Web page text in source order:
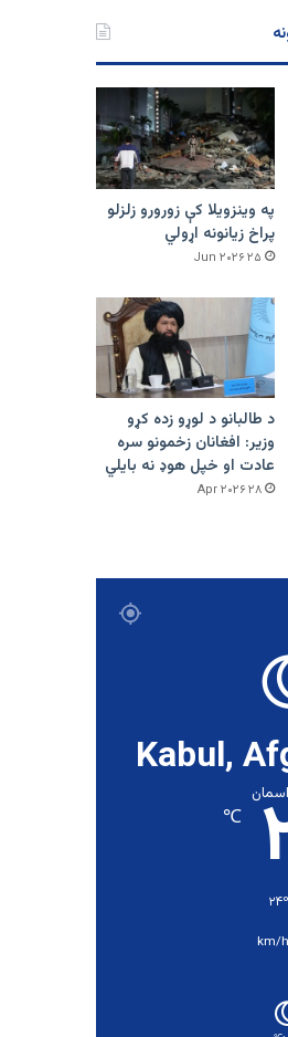
په وینزویلا کې زورورو زلزلو
پراخ زیانونه اړولي
۲۵ Jun ۲۰۲۶
د طالبانو د لوړو زده کړو
وزیر: افغانان زخمونو سره
عادت او خپل هوډ نه بایلي
۲۸ Apr ۲۰۲۶
Kabul,
℃